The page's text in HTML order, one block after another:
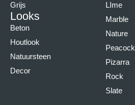
Grijs
Looks
Beton
Houtlook
Natuursteen
Decor
LIme
Marble
Nature
Peacock
Pizarra
Rock
Slate